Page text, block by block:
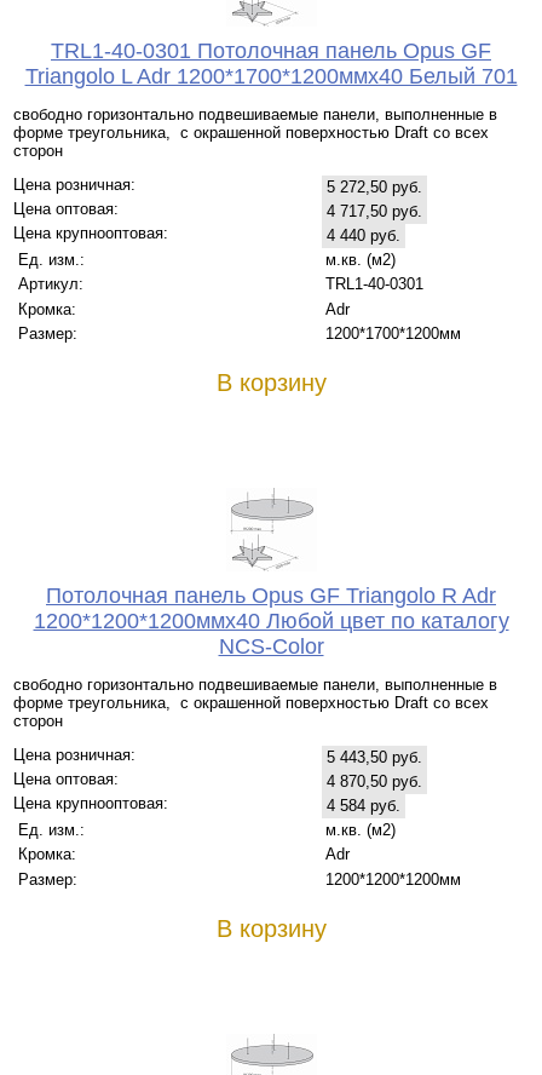
TRL1-40-0301 Потолочная панель Opus GF
Triangolo L Adr 1200*1700*1200ммx40 Белый 701
свободно горизонтально подвешиваемые панели, выполненные в
форме треугольника, с окрашенной поверхностью Draft со всех
сторон
Цена розничная:
5 272,50 руб.
Цена оптовая:
4 717,50 руб.
Цена крупнооптовая:
4 440 руб.
Ед. изм.:
м.кв. (м2)
Артикул:
TRL1-40-0301
Кромка:
Adr
Размер:
1200*1700*1200мм
В корзину
Потолочная панель Opus GF Triangolo R Adr
1200*1200*1200ммx40 Любой цвет по каталогу
NCS-Color
свободно горизонтально подвешиваемые панели, выполненные в
форме треугольника, с окрашенной поверхностью Draft со всех
сторон
Цена розничная:
5 443,50 руб.
Цена оптовая:
4 870,50 руб.
Цена крупнооптовая:
4 584 руб.
Ед. изм.:
м.кв. (м2)
Кромка:
Adr
Размер:
1200*1200*1200мм
В корзину